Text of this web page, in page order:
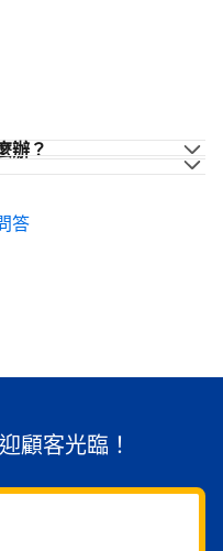
辦？
答
顧客光臨！